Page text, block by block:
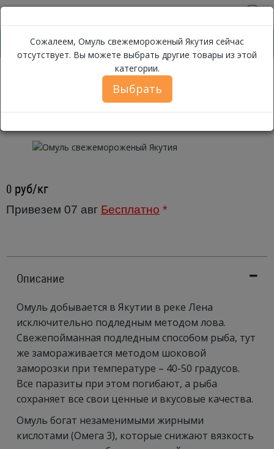
Свежемороженая рыба
Сожалеем, Омуль свежемороженый Якутия сейчас
отсутствует. Вы можете выбрать другие товары из этой
категории.
Выбрать
Омуль свежемороженый Якутия ~
1 кг.
0 руб/кг
Привезем 07 авг Бесплатно *
Описание
Омуль добывается в Якутии в реке Лена
исключительно подледным методом лова.
Свежепойманная подледным способом рыба, тут
же замораживается методом шоковой
заморозки при температуре – 40-50 градусов.
Все паразиты при этом погибают, а рыба
сохраняет все свои ценные и вкусовые качества.
Омуль богат незаменимыми жирными
кислотами (Омега 3), которые снижают вязкость